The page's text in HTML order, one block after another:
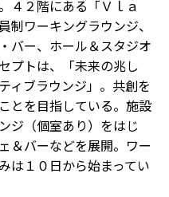
４２階にある「Ｖｌａ
ワーキングラウンジ、
バー、ホール＆スタジオ
プトは、「未来の兆し
ィブラウンジ」。共創を
とを目指している。施設
ジ（個室あり）をはじ
＆バーなどを展開。ワー
は１０日から始まってい